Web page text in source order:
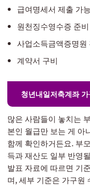
급여명세서 제출 가능
원천징수영수증 준비
사업소득금액증명원
계약서 구비
청년내일저축계좌
많은 사람들이 놓치는
본인 월급만 보는 게 아
함께 확인하거든요. 부
득과 재산도 일부 반영
발표 자료에 따르면 기
며, 세부 기준은 가구원